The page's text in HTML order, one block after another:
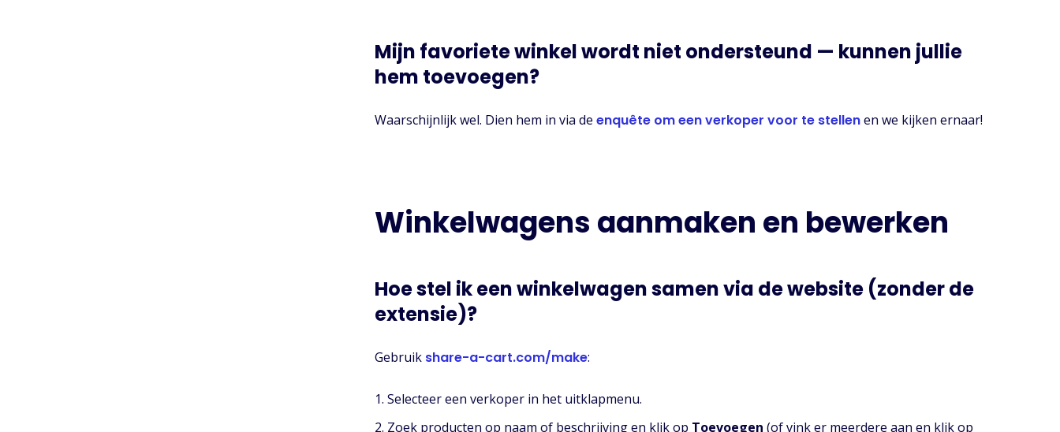
Mijn favoriete winkel wordt niet ondersteund — kunnen jullie
hem toevoegen?
Waarschijnlijk wel. Dien hem in via de enquête om een verkoper voor te stellenen we kijken ernaar!
Winkelwagens aanmaken en bewerken
Hoe stel ik een winkelwagen samen via de website (zonder de
extensie)?
Gebruik share-a-cart.com/make:
Selecteer een verkoper in het uitklapmenu.
Zoek producten op naam of beschrijving en klik op Toevoegen (of vink er meerdere aan en klik op